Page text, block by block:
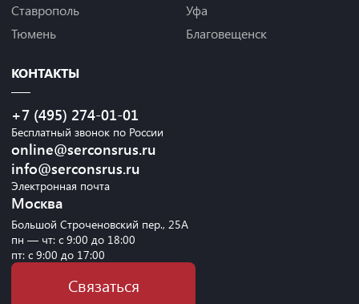
Ставрополь
Тюмень
Уфа
Благовещенск
КОНТАКТЫ
+7 (495) 274-01-01
Бесплатный звонок по России
online@serconsrus.ru
info@serconsrus.ru
Электронная почта
Москва
Большой Строченовский пер., 25А
пн — чт: с 9:00 до 18:00
пт: с 9:00 до 17:00
Связаться